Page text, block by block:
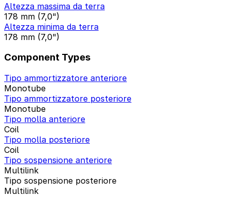
Altezza massima da terra
178 mm (7,0")
Altezza minima da terra
178 mm (7,0")
Component Types
Tipo ammortizzatore anteriore
Monotube
Tipo ammortizzatore posteriore
Monotube
Tipo molla anteriore
Coil
Tipo molla posteriore
Coil
Tipo sospensione anteriore
Multilink
Tipo sospensione posteriore
Multilink